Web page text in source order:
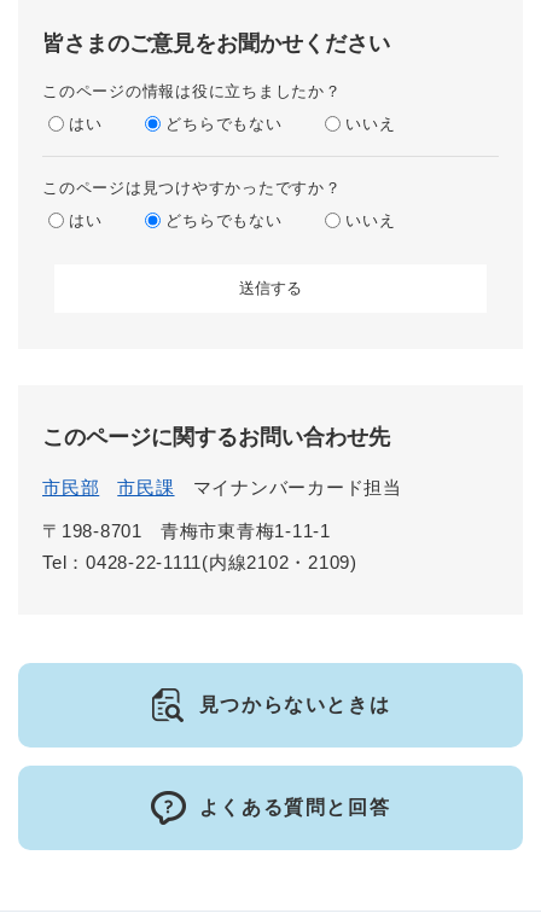
皆さまのご意見をお聞かせください
このページの情報は役に立ちましたか？
はい
どちらでもない いいえ
このページは見つけやすかったですか？
はい
どちらでもない いいえ
このページに関するお問い合わせ先
市民部 市民課 マイナンバーカード担当
〒198-8701
青梅市東青梅1-11-1
Tel：0428-22-1111(内線2102・2109)
見つからないときは
よくある質問と回答